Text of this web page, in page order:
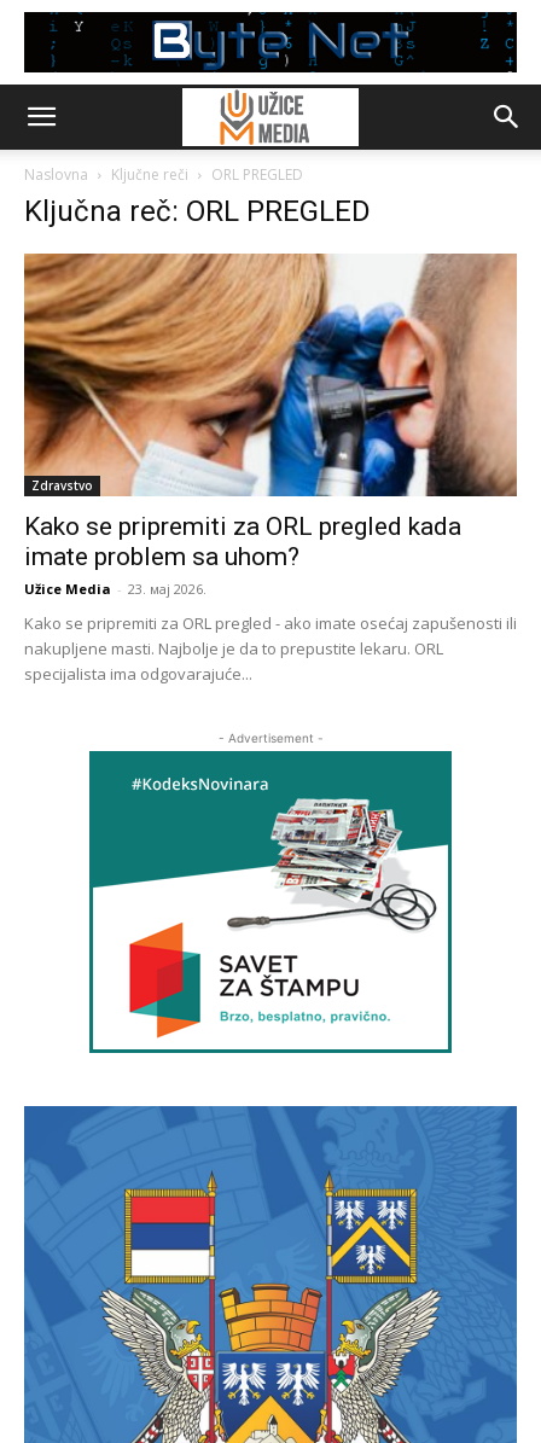
Naslovna Ključne reči ORL PREGLED
Ključna reč: ORL PREGLED
Zdravstvo
Kako se pripremiti za ORL pregled kada
imate problem sa uhom?
Užice Media - 23. мај 2026.
Kako se pripremiti za ORL pregled - ako imate osećaj zapušenosti ili
nakupljene masti. Najbolje je da to prepustite lekaru. ORL
specijalista ima odgovarajuće...
- Advertisement -